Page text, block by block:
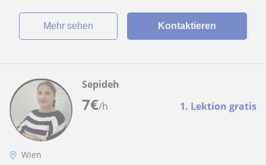
Mehr sehen Kontaktieren
7€/h 1. Lektion gratis
Sepideh
Wien